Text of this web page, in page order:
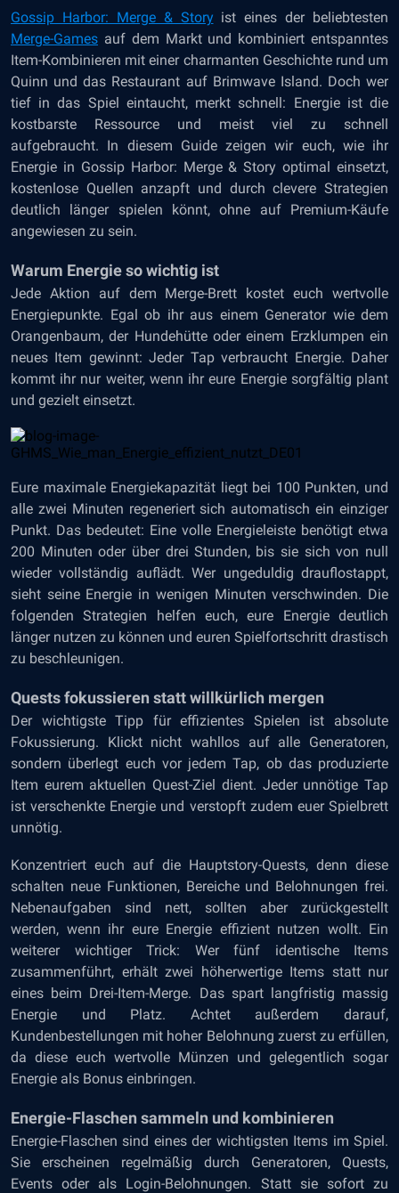
Gossip Harbor: Merge & Storyist eines der beliebtesten
Merge-Games auf dem Markt und kombiniert entspanntes
Item-Kombinieren mit einer charmanten Geschichte rund um
Quinn und das Restaurant auf Brimwave Island. Doch wer
tief in das Spiel eintaucht, merkt schnell: Energie ist die
kostbarste Ressource und meist viel zu schnell
aufgebraucht. In diesem Guide zeigen wir euch, wie ihr
Energie in Gossip Harbor: Merge & Story optimal einsetzt,
kostenlose Quellen anzapft und durch clevere Strategien
deutlich länger spielen könnt, ohne auf Premium-Käufe
angewiesen zu sein.
Warum Energie so wichtig ist
Jede Aktion auf dem Merge-Brett kostet euch wertvolle
Energiepunkte. Egal ob ihr aus einem Generator wie dem
Orangenbaum, der Hundehütte oder einem Erzklumpen ein
neues Item gewinnt: Jeder Tap verbraucht Energie. Daher
kommt ihr nur weiter, wenn ihr eure Energie sorgfältig plant
und gezielt einsetzt.
Eure maximale Energiekapazität liegt bei 100 Punkten, und
alle zwei Minuten regeneriert sich automatisch ein einziger
Punkt. Das bedeutet: Eine volle Energieleiste benötigt etwa
200 Minuten oder über drei Stunden, bis sie sich von null
wieder vollständig auflädt. Wer ungeduldig drauflostappt,
sieht seine Energie in wenigen Minuten verschwinden. Die
folgenden Strategien helfen euch, eure Energie deutlich
länger nutzen zu können und euren Spielfortschritt drastisch
zu beschleunigen.
Quests fokussieren statt willkürlich mergen
Der wichtigste Tipp für effizientes Spielen ist absolute
Fokussierung. Klickt nicht wahllos auf alle Generatoren,
sondern überlegt euch vor jedem Tap, ob das produzierte
Item eurem aktuellen Quest-Ziel dient. Jeder unnötige Tap
ist verschenkte Energie und verstopft zudem euer Spielbrett
unnötig.
Konzentriert euch auf die Hauptstory-Quests, denn diese
schalten neue Funktionen, Bereiche und Belohnungen frei.
Nebenaufgaben sind nett, sollten aber zurückgestellt
werden, wenn ihr eure Energie effizient nutzen wollt. Ein
weiterer wichtiger Trick: Wer fünf identische Items
zusammenführt, erhält zwei höherwertige Items statt nur
eines beim Drei-Item-Merge. Das spart langfristig massig
Energie und Platz. Achtet außerdem darauf,
Kundenbestellungen mit hoher Belohnung zuerst zu erfüllen,
da diese euch wertvolle Münzen und gelegentlich sogar
Energie als Bonus einbringen.
Energie-Flaschen sammeln und kombinieren
Energie-Flaschen sind eines der wichtigsten Items im Spiel.
Sie erscheinen regelmäßig durch Generatoren, Quests,
Events oder als Login-Belohnungen. Statt sie sofort zu